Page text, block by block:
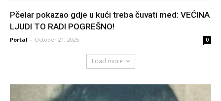
Pčelar pokazao gdje u kući treba čuvati med: VEĆINA
LJUDI TO RADI POGREŠNO!
Portal - October 21, 2025 0
Load more